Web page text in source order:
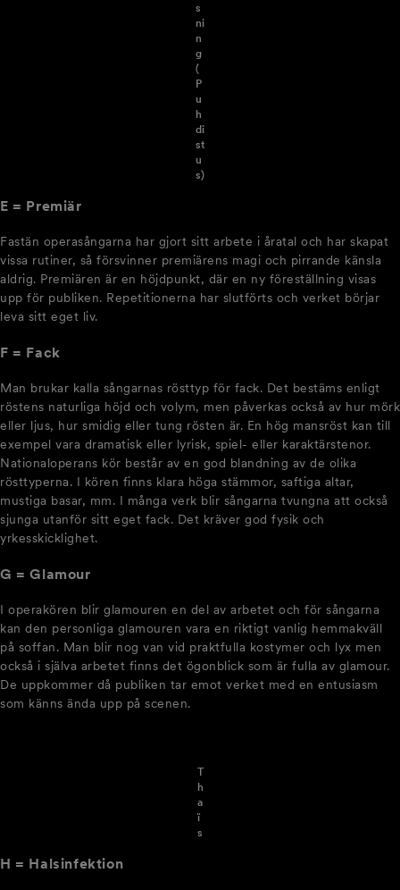
s
ni
n
g
(
P
u
h
di
st
u
s)
E = Premiär
Fastän operasångarna har gjort sitt arbete i åratal och har skapat
vissa rutiner, så försvinner premiärens magi och pirrande känsla
aldrig. Premiären är en höjdpunkt, där en ny föreställning visas
upp för publiken. Repetitionerna har slutförts och verket börjar
leva sitt eget liv.
F = Fack
Man brukar kalla sångarnas rösttyp för fack. Det bestäms enligt
röstens naturliga höjd och volym, men påverkas också av hur mörk
eller ljus, hur smidig eller tung rösten är. En hög mansröst kan till
exempel vara dramatisk eller lyrisk, spiel- eller karaktärstenor.
Nationaloperans kör består av en god blandning av de olika
rösttyperna. I kören finns klara höga stämmor, saftiga altar,
mustiga basar, mm. I många verk blir sångarna tvungna att också
sjunga utanför sitt eget fack. Det kräver god fysik och
yrkesskicklighet.
G = Glamour
I operakören blir glamouren en del av arbetet och för sångarna
kan den personliga glamouren vara en riktigt vanlig hemmakväll
på soffan. Man blir nog van vid praktfulla kostymer och lyx men
också i själva arbetet finns det ögonblick som är fulla av glamour.
De uppkommer då publiken tar emot verket med en entusiasm
som känns ända upp på scenen.
T
h
a
ï
s
H = Halsinfektion